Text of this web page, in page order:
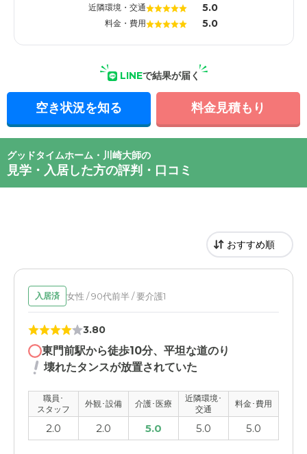
近隣環境・交通 5.0
料金・費用 5.0
LINEで結果が届く
空き状況を知る 料金見積もり
グッドタイムホーム・川崎大師の
見学・入居した方の評判・口コミ
入居済 女性 / 90代前半 / 要介護1
3.80
東門前駅から徒歩10分、平坦な道のり
壊れたタンスが放置されていた
職員･
スタッフ
外観･設備 介護･医療
近隣環境･
交通
料金･費用
2.0 2.0 5.0 5.0 5.0